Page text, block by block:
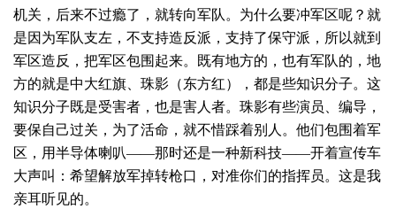
机关，后来不过瘾了，就转向军队。为什么要冲军区呢？就
是因为军队支左，不支持造反派，支持了保守派，所以就到
军区造反，把军区包围起来。既有地方的，也有军队的，地
方的就是中大红旗、珠影（东方红），都是些知识分子。这
知识分子既是受害者，也是害人者。珠影有些演员、编导，
要保自己过关，为了活命，就不惜踩着别人。他们包围着军
区，用半导体喇叭——那时还是一种新科技——开着宣传车
大声叫：希望解放军掉转枪口，对准你们的指挥员。这是我
亲耳听见的。